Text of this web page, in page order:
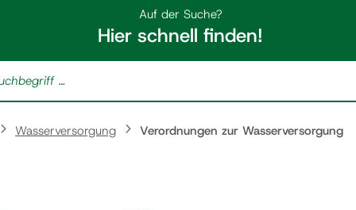
Auf der Suche?
Hier schnell finden!
Wasserversorgung Verordnungen zur Wasserversorgung